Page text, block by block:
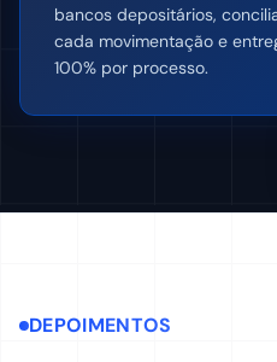
bancos depositários,
cada movimentação e
100% por processo.
DEPOIMENTOS